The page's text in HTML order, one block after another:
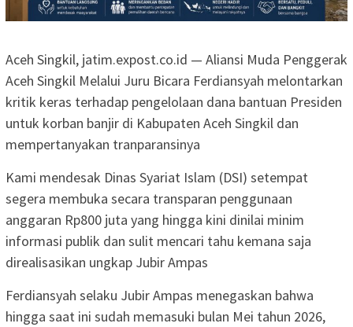
Aceh Singkil, jatim.expost.co.id — Aliansi Muda Penggerak
Aceh Singkil Melalui Juru Bicara Ferdiansyah melontarkan
kritik keras terhadap pengelolaan dana bantuan Presiden
untuk korban banjir di Kabupaten Aceh Singkil dan
mempertanyakan tranparansinya
Kami mendesak Dinas Syariat Islam (DSI) setempat
segera membuka secara transparan penggunaan
anggaran Rp800 juta yang hingga kini dinilai minim
informasi publik dan sulit mencari tahu kemana saja
direalisasikan ungkap Jubir Ampas
Ferdiansyah selaku Jubir Ampas menegaskan bahwa
hingga saat ini sudah memasuki bulan Mei tahun 2026,